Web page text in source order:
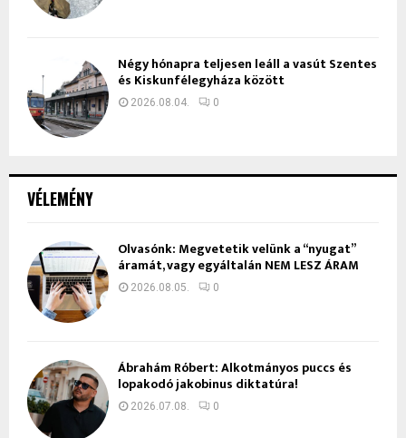
VÉLEMÉNY
Olvasónk: Megvetetik velünk a “nyugat”
áramát, vagy egyáltalán NEM LESZ ÁRAM
2026.08.05. 0
Ábrahám Róbert: Alkotmányos puccs és
lopakodó jakobinus diktatúra!
2026.07.08. 0
Négy hónapra teljesen leáll a vasút Szentes
és Kiskunfélegyháza között
2026.08.04. 0